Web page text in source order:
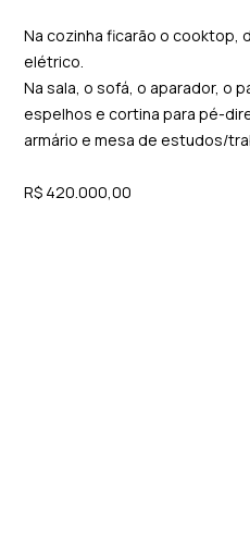
Na cozinha ficarão o cooktop,
elétrico.
Na sala, o sofá, o aparador, o
espelhos e cortina para pé-
armário e mesa de estudos/
R$ 420.000,00